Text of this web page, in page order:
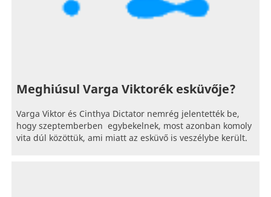
Meghiúsul Varga Viktorék esküvője?
Varga Viktor és Cinthya Dictator nemrég jelentették be,
hogy szeptemberben egybekelnek, most azonban komoly
vita dúl közöttük, ami miatt az esküvő is veszélybe került.